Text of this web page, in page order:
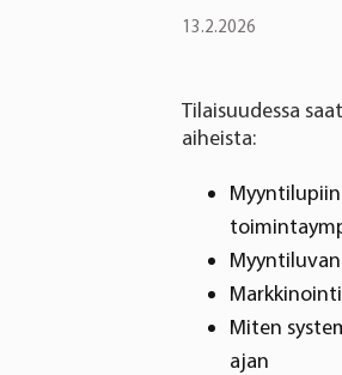
13.2.2026
Tilaisuudessa
aiheista:
Miten
ajan